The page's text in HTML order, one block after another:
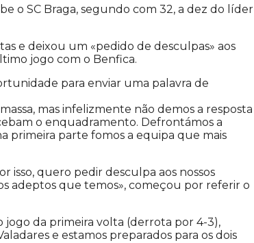
o SC Braga, segundo com 32, a dez do líder
e deixou um «pedido de desculpas» aos
jogo com o Benfica.
para enviar uma palavra de
mas infelizmente não demos a resposta
o enquadramento. Defrontámos a
primeira parte fomos a equipa que mais
isso, quero pedir desculpa aos nossos
adeptos que temos», começou por referir o
jogo da primeira volta (derrota por 4-3),
e estamos preparados para os dois